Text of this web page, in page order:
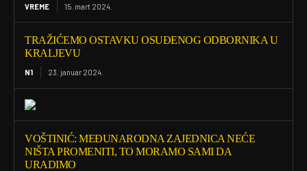
VREME 15. mart 2024.
TRAŽIĆEMO OSTAVKU OSUĐENOG ODBORNIKA U
KRALJEVU
N1 23. januar 2024.
VOŠTINIĆ: MEĐUNARODNA ZAJEDNICA NEĆE
NIŠTA PROMENITI, TO MORAMO SAMI DA
URADIMO